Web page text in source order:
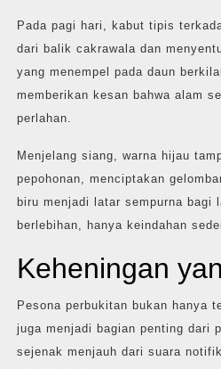
Pada pagi hari, kabut tipis
dari balik cakrawala dan
yang menempel pada daun
memberikan kesan bahwa alam
perlahan.
Menjelang siang, warna hijau
pepohonan, menciptakan
biru menjadi latar sempurna bagi
berlebihan, hanya keindahan
Keheningan
Pesona perbukitan bukan hanya
juga menjadi bagian penting dari
sejenak menjauh dari suara